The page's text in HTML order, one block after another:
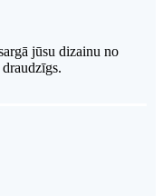
jūsu dizainu no